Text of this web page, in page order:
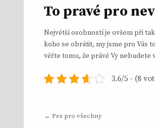
To pravé pro
Největší osobností je ovšem při
koho se obrátit, my jsme pro Vás
věřte tomu, že právě Vy nebudete
3.6/5 - (8
Navigace
← Pes pro všechny